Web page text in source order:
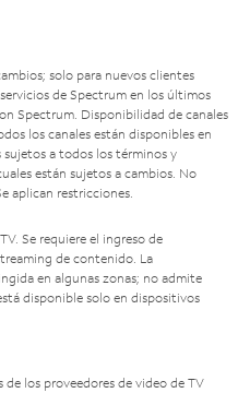
solo para nuevos clientes
de Spectrum en los últimos
Spectrum. Disponibilidad de canales
los canales están disponibles en
sujetos a todos los términos y
están sujetos a cambios. No
aplican restricciones.
Se requiere el ingreso de
de contenido. La
en algunas zonas; no admite
disponible solo en dispositivos
de los proveedores de video de TV